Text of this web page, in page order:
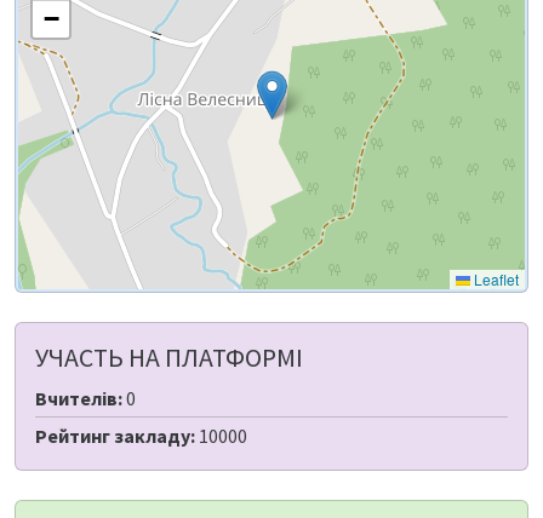
−
Leaflet
УЧАСТЬ НА ПЛАТФОРМІ
Вчителів:0
Рейтинг закладу: 10000